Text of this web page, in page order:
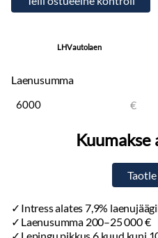
LHV autolaen
Laenusumma
€
Kuumakse
Intress alates 7,9%
Laenusumma 200–25 000 €